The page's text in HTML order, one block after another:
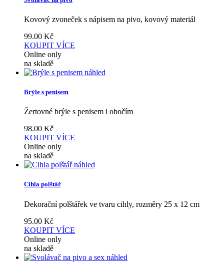
Kovový zvoneček s nápisem na pivo, kovový materiál
99.00 Kč
KOUPIT VÍCE
Online only
na skladě
náhled
Brýle s penisem
Žertovné brýle s penisem i obočím
98.00 Kč
KOUPIT VÍCE
Online only
na skladě
náhled
Cihla polštář
Dekorační polštářek ve tvaru cihly, rozměry 25 x 12 cm
95.00 Kč
KOUPIT VÍCE
Online only
na skladě
náhled